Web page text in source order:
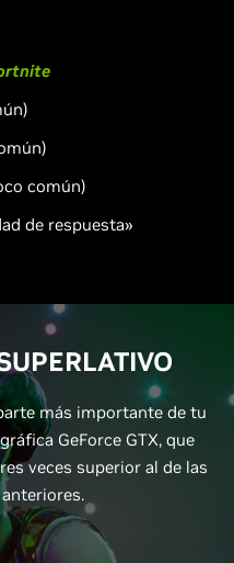
común)
de respuesta»
más importante de tu
GeForce GTX, que
veces superior al de las